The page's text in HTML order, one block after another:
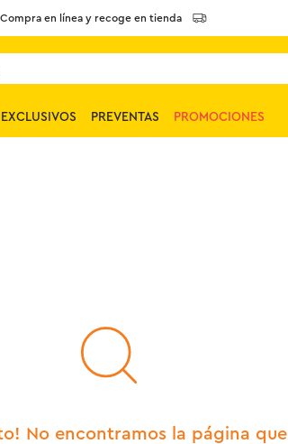
Compra en línea y recoge en tienda
EXCLUSIVOS PREVENTAS PROMOCIONES
No encontramos la página que